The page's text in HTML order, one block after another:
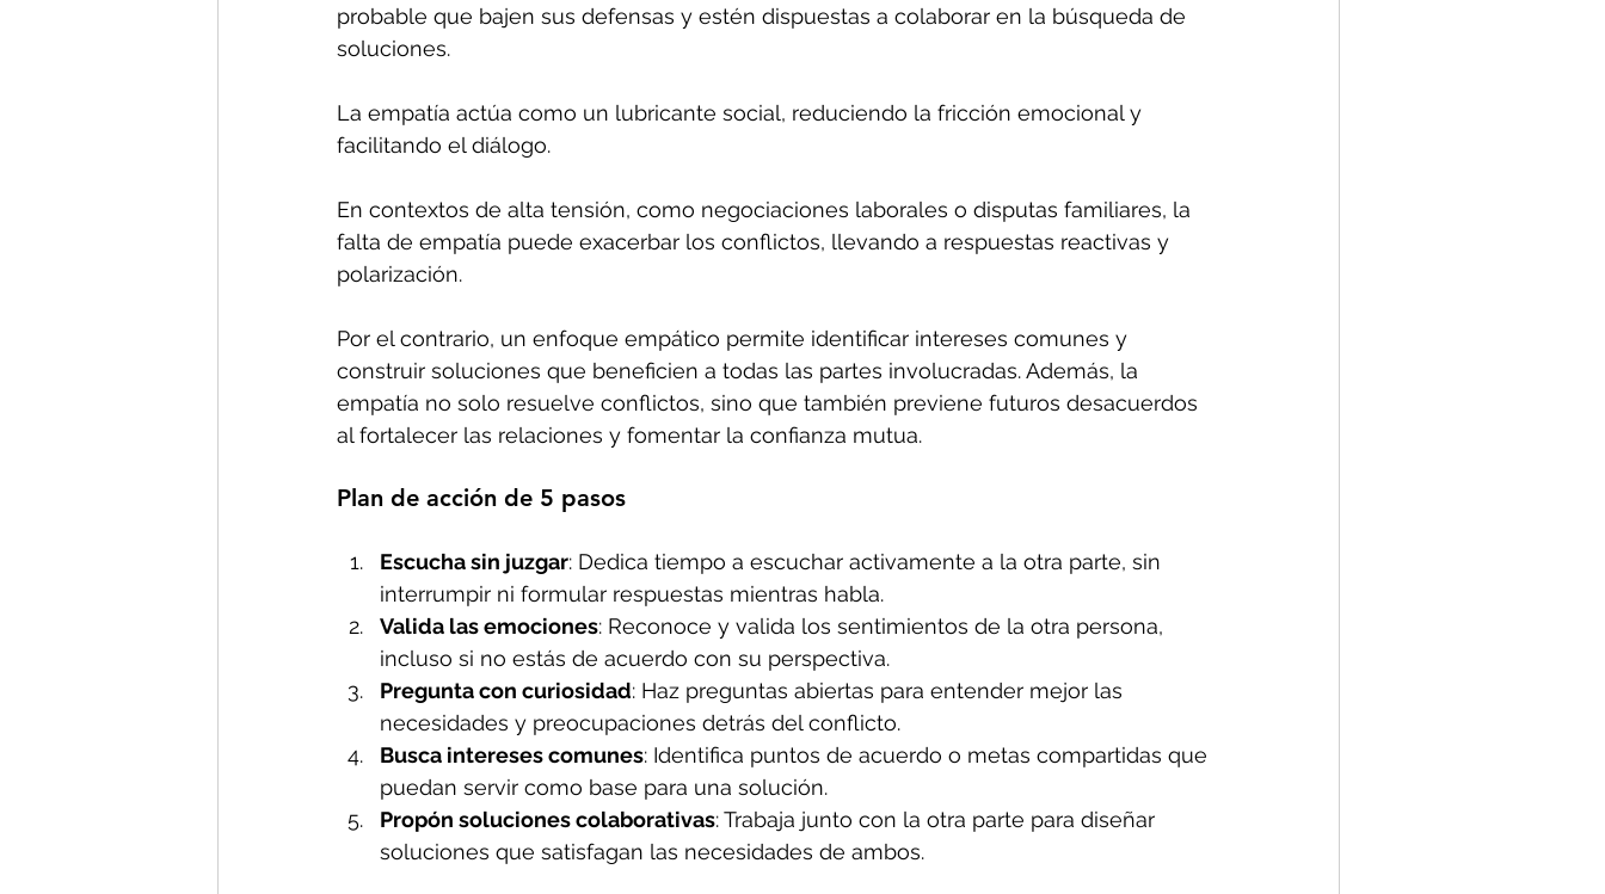
probable que bajen sus defensas y estén dispuestas a colaborar en la búsqueda de
soluciones.
La empatía actúa como un lubricante social, reduciendo la fricción emocional y
facilitando el diálogo.
En contextos de alta tensión, como negociaciones laborales o disputas familiares, la
falta de empatía puede exacerbar los conflictos, llevando a respuestas reactivas y
polarización.
Por el contrario, un enfoque empático permite identificar intereses comunes y
construir soluciones que beneficien a todas las partes involucradas. Además, la
empatía no solo resuelve conflictos, sino que también previene futuros desacuerdos
al fortalecer las relaciones y fomentar la confianza mutua.
Plan de acción de 5 pasos
Escucha sin juzgar: Dedica tiempo a escuchar activamente a la otra parte, sin
interrumpir ni formular respuestas mientras habla.
Valida las emociones: Reconoce y valida los sentimientos de la otra persona,
incluso si no estás de acuerdo con su perspectiva.
Pregunta con curiosidad: Haz preguntas abiertas para entender mejor las
necesidades y preocupaciones detrás del conflicto.
Busca intereses comunes: Identifica puntos de acuerdo o metas compartidas que
puedan servir como base para una solución.
Propón soluciones colaborativas: Trabaja junto con la otra parte para diseñar
soluciones que satisfagan las necesidades de ambos.